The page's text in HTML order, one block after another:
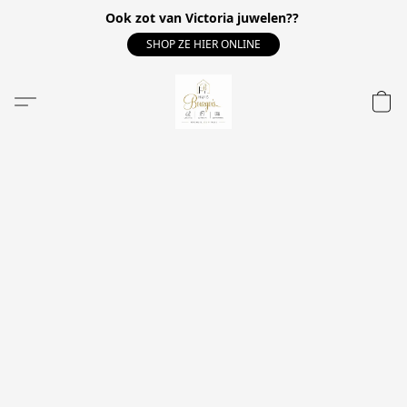
Ook zot van Victoria juwelen??
SHOP ZE HIER ONLINE